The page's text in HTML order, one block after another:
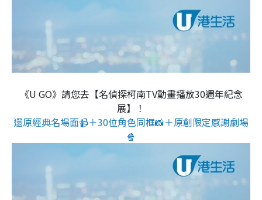
《U GO》請您去【名偵探柯南TV動畫播放30週年紀念
展】！
還原經典名場面📹＋30位角色同框📸＋原創限定感謝劇場
🍿